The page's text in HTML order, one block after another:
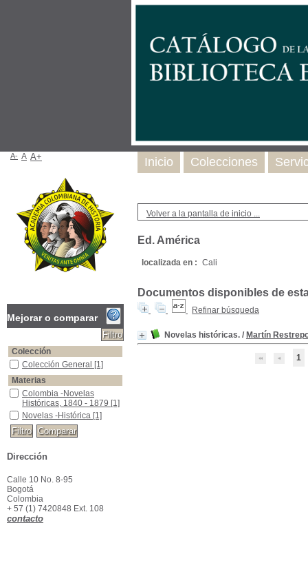
Volver a la pantalla de inicio ...
Ed. América
localizada en : Cali
Documentos disponibles de
Refinar búsqueda
Novelas históricas. / Martín
1
Inicio Colecciones
A- A A+
Mejorar o comparar
Colección
Colección General
Colección General [1]
Materias
Colombia -Novelas Históricas, 1840 - 1879
Colombia -Novelas
Históricas, 1840 - 1879 [1]
Novelas -Histórica
Novelas -Histórica [1]
Dirección
Calle 10 No. 8-95
Bogotá
Colombia
+ 57 (1) 7420848 Ext. 108
contacto